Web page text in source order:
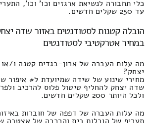
עד 250 שקלים חדשים.
הובלה קטנות לסטודנטים באזור שדה
במחיר אטרקטיבי לסטודנטים
מה עלות העברה של ארון-בגדים קטנה ו/
יצחק?
מחירי שינוע של שידה שמיועדת ל# איפור
ולכל היותר 200 שקלים חדשים.
מה עלות העברה של דפפה של חוברות